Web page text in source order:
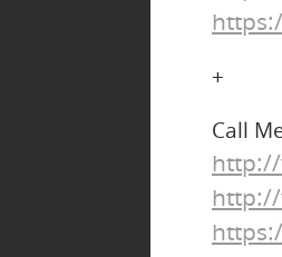
+
Call